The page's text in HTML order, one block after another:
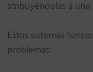
atribuyéndolas a una
Estos sistemas
problemas: